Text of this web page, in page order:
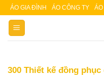
Skip
content
ÁO GIA ĐÌNH ÁO CÔNG TY
300 Thiết kế đồng